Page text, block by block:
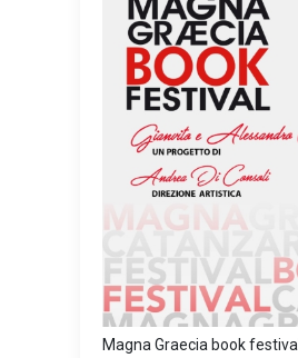
Magna Graecia book festival